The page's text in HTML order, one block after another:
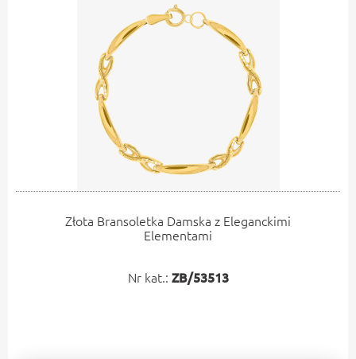
Złota Bransoletka Damska z Eleganckimi
Elementami
Nr kat.: ZB/53513